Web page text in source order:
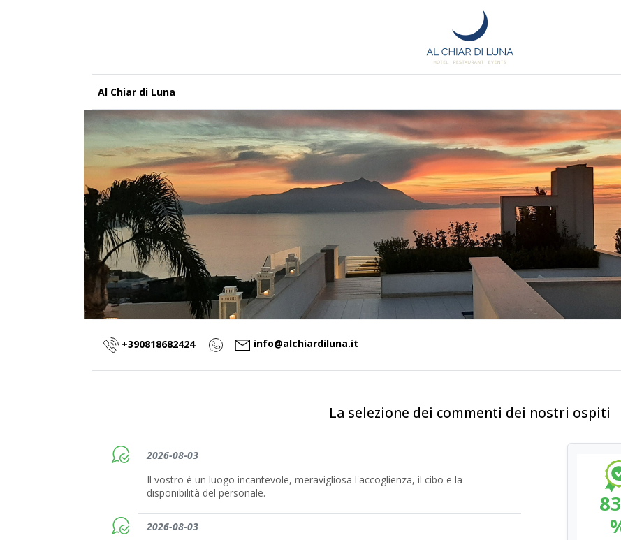
Al Chiar di Luna
+390818682424 info@alchiardiluna.it
La selezione dei commenti dei nostri ospiti
2026-08-03
Il vostro è un luogo incantevole, meravigliosa l'accoglienza, il cibo e la
disponibilità del personale.
2026-08-03